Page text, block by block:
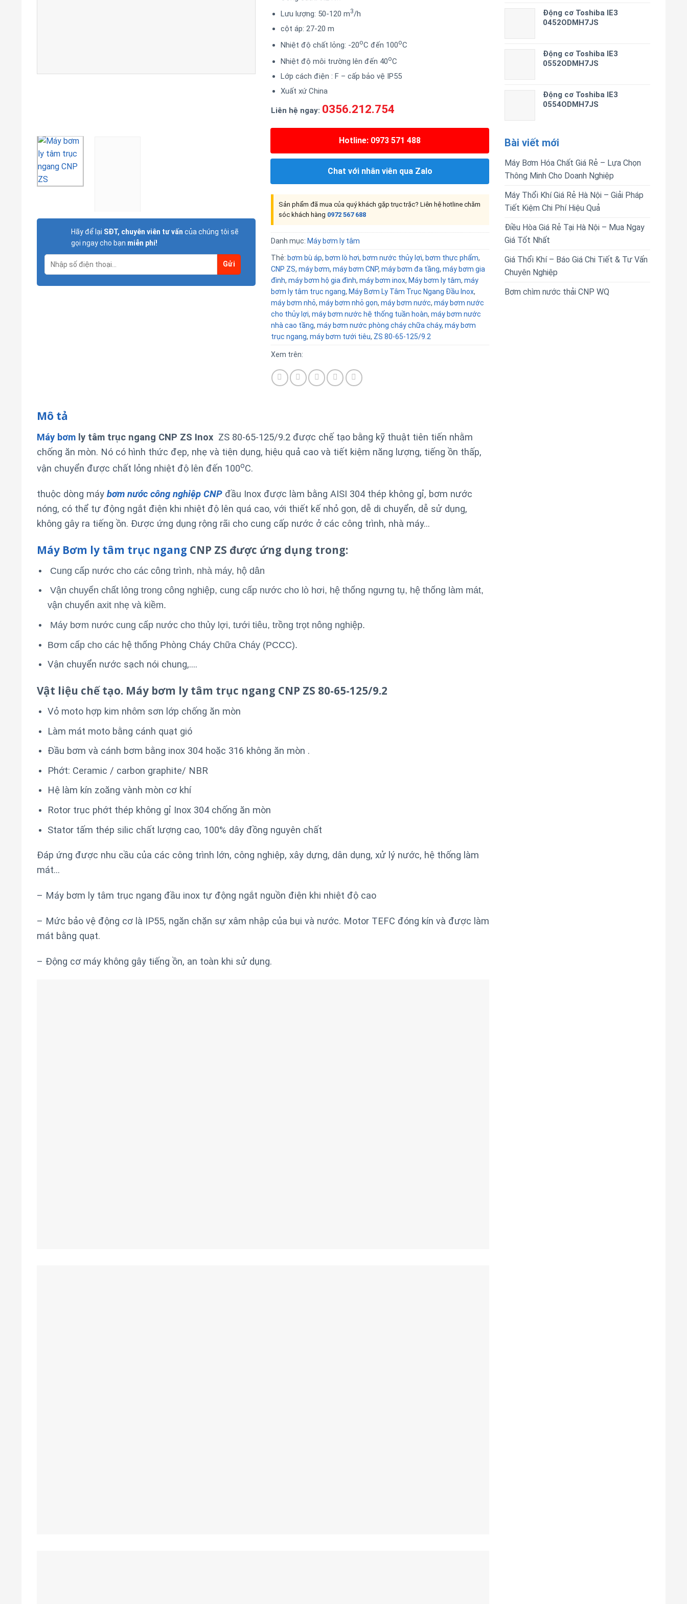
Động cơ Toshiba IE3
0452ODMH7JS
Động cơ Toshiba IE3
0552ODMH7JS
Động cơ Toshiba IE3
0554ODMH7JS
Bài viết mới
Máy Bơm Hóa Chất Giá Rẻ – Lựa Chọn
Thông Minh Cho Doanh Nghiệp
Máy Thổi Khí Giá Rẻ Hà Nội – Giải Pháp
Tiết Kiệm Chi Phí Hiệu Quả
Điều Hòa Giá Rẻ Tại Hà Nội – Mua Ngay
Giá Tốt Nhất
Giá Thổi Khí – Báo Giá Chi Tiết & Tư Vấn
Chuyên Nghiệp
Bơm chìm nước thải CNP WQ
Hãy để lại SĐT, chuyên viên tư vấn của chúng tôi sẽ
gọi ngay cho bạn miễn phí!
Lưu lượng: 50-120 m3/h
cột áp: 27-20 m
Nhiệt độ chất lỏng: -20oC đến 100oC
Nhiệt độ môi trường lên đến 40oC
Lớp cách điện : F – cấp bảo vệ IP55
Xuất xứ China
Liên hệ ngay: 0356.212.754
Hotline: 0973 571 488
Chat với nhân viên qua Zalo
Sản phẩm đã mua của quý khách gặp trục trặc? Liên hệ hotline chăm
sóc khách hàng 0972 567 688
Danh mục: Máy bơm ly tâm
Thẻ: bơm bù áp, bơm lò hơi, bơm nước thủy lợi, bơm thực phẩm,
CNP ZS, máy bơm, máy bơm CNP, máy bơm đa tầng, máy bơm gia
đình, máy bơm hộ gia đình, máy bơm inox, Máy bơm ly tâm, máy
bơm ly tâm trục ngang, Máy Bơm Ly Tâm Trục Ngang Đầu Inox,
máy bơm nhỏ, máy bơm nhỏ gọn, máy bơm nước, máy bơm nước
cho thủy lợi, máy bơm nước hệ thống tuần hoàn, máy bơm nước
nhà cao tầng, máy bơm nước phòng cháy chữa cháy, máy bơm
trục ngang, máy bơm tưới tiêu, ZS 80-65-125/9.2
Xem trên:
Mô tả
Máy bơm ly tâm trục ngang CNP ZS Inox ZS 80-65-125/9.2 được chế tạo bằng kỹ thuật tiên tiến nhằm
chống ăn mòn. Nó có hình thức đẹp, nhẹ và tiện dụng, hiệu quả cao và tiết kiệm năng lượng, tiếng ồn thấp,
vận chuyển được chất lỏng nhiệt độ lên đến 100oC.
thuộc dòng máy bơm nước công nghiệp CNP đầu Inox được làm bằng AISI 304 thép không gỉ, bơm nước
nóng, có thể tự động ngắt điện khi nhiệt độ lên quá cao, với thiết kế nhỏ gọn, dễ di chuyển, dễ sử dụng,
không gây ra tiếng ồn. Được ứng dụng rộng rãi cho cung cấp nước ở các công trình, nhà máy…
Máy Bơm ly tâm trục ngang CNP ZS được ứng dụng trong:
Cung cấp nước cho các công trình, nhà máy, hộ dân
Vận chuyển chất lỏng trong công nghiệp, cung cấp nước cho lò hơi, hệ thống ngưng tụ, hệ thống làm mát,
vận chuyển axit nhẹ và kiềm.
Máy bơm nước cung cấp nước cho thủy lợi, tưới tiêu, trồng trọt nông nghiệp.
Bơm cấp cho các hệ thống Phòng Cháy Chữa Cháy (PCCC).
Vận chuyển nước sạch nói chung,….
Vật liệu chế tạo. Máy bơm ly tâm trục ngang CNP ZS 80-65-125/9.2
Vỏ moto hợp kim nhôm sơn lớp chống ăn mòn
Làm mát moto bằng cánh quạt gió
Đầu bơm và cánh bơm bằng inox 304 hoặc 316 không ăn mòn .
Phớt: Ceramic / carbon graphite/ NBR
Hệ làm kín zoăng vành mòn cơ khí
Rotor trục phớt thép không gỉ Inox 304 chống ăn mòn
Stator tấm thép silic chất lượng cao, 100% dây đồng nguyên chất
Đáp ứng được nhu cầu của các công trình lớn, công nghiệp, xây dựng, dân dụng, xử lý nước, hệ thống làm
mát…
– Máy bơm ly tâm trục ngang đầu inox tự động ngắt nguồn điện khi nhiệt độ cao
– Mức bảo vệ động cơ là IP55, ngăn chặn sự xâm nhập của bụi và nước. Motor TEFC đóng kín và được làm
mát bằng quạt.
– Động cơ máy không gây tiếng ồn, an toàn khi sử dụng.